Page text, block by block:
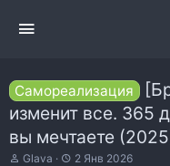
Самореализация
изменит все. 365
вы мечтаете
А
Glava
Д
2 Янв 2026